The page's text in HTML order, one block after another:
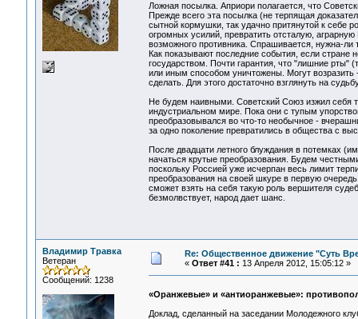
Ложная посылка. Априори полагается, что
Прежде всего эта посылка (не терпящая
сытной кормушки, так удачно притянутой к себе
огромных усилий, превратить отсталую,
возможного противника. Спрашивается, нужна-
Как показывают последние события, если
государством. Почти гарантия, что "лишние рты"
или иным способом уничтожены. Могут
сделать. Для этого достаточно взглянуть на
Не будем наивными. Советский Союз изжил себя
индустриальном мире. Пока они с тупым
преобразовывался во что-то необычное -
за одно поколение превратились в общества с
После двадцати летного блуждания в потемках
начаться крутые преобразования. Будем
поскольку Россией уже исчерпан весь лимит
преобразования на своей шкуре в первую
сможет взять на себя такую роль вершителя
безмолвствует, народ дает шанс.
Владимир Травка
Ветеран
Сообщений: 1238
Re: Общественное движение "Суть
« Ответ #41 : 13 Апреля 2012, 15:05:12 »
«Оранжевые» и «антиоранжевые»:
Доклад, сделанный на заседании Молодежного